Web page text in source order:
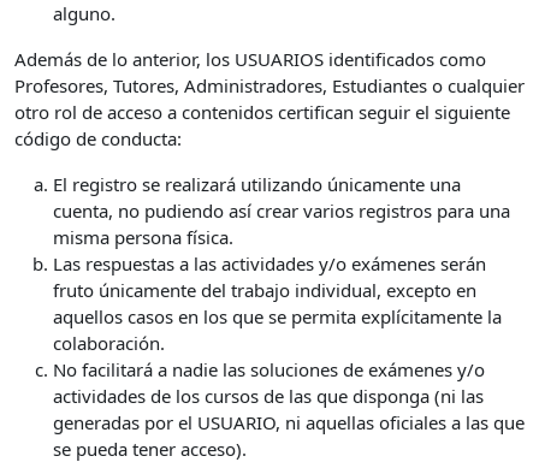
alguno.
Además de lo anterior, los USUARIOS identificados como
Profesores, Tutores, Administradores, Estudiantes o cualquier
otro rol de acceso a contenidos certifican seguir el siguiente
código de conducta:
El registro se realizará utilizando únicamente una
cuenta, no pudiendo así crear varios registros para una
misma persona física.
Las respuestas a las actividades y/o exámenes serán
fruto únicamente del trabajo individual, excepto en
aquellos casos en los que se permita explícitamente la
colaboración.
No facilitará a nadie las soluciones de exámenes y/o
actividades de los cursos de las que disponga (ni las
generadas por el USUARIO, ni aquellas oficiales a las que
se pueda tener acceso).